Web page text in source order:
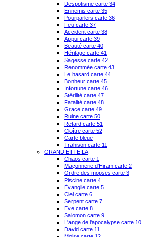
Despotisme carte 34
Ennemis carte 35
Pourparlers carte 36
Feu carte 37
Accident carte 38
Appui carte 39
Beauté carte 40
Héritage carte 41
Sagesse carte 42
Renommée carte 43
Le hasard carte 44
Bonheur carte 45
Infortune carte 46
Stérilité carte 47
Fatalité carte 48
Grace carte 49
Ruine carte 50
Retard carte 51
Cloître carte 52
Carte bleue
Trahison carte 11
GRAND ETTEILA
Chaos carte 1
Maçonnerie d'Hiram carte 2
Ordre des mopses carte 3
Piscine carte 4
Évangile carte 5
Ciel carte 6
Serpent carte 7
Eve carte 8
Salomon carte 9
L'ange de l'apocalypse carte 10
David carte 11